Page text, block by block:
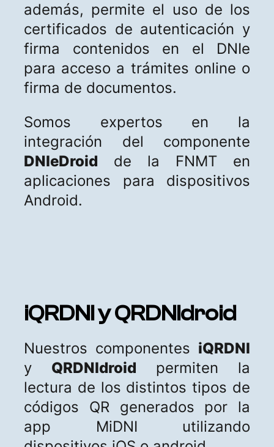
además, permite el uso de los
certificados de autenticación y
firma contenidos en el DNIe
para acceso a trámites online o
firma de documentos.
Somos expertos en la
integración del componente
DNIeDroid de la FNMT en
aplicaciones para dispositivos
Android.
iQRDNI y QRDNIdroid
Nuestros componentes iQRDNI
y QRDNIdroid permiten la
lectura de los distintos tipos de
códigos QR generados por la
app MiDNI utilizando